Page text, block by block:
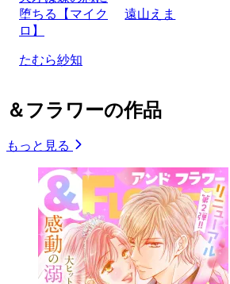
堕ちる【マイク
ロ】
たむら紗知
遠山えま
＆フラワーの作品
もっと見る